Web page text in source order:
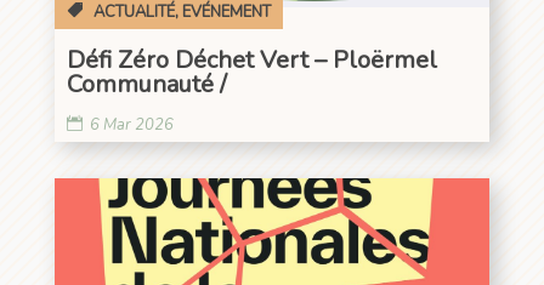
ACTUALITÉ, EVÉNEMENT
Défi Zéro Déchet Vert – Ploërmel
Communauté /
6 Mar 2026